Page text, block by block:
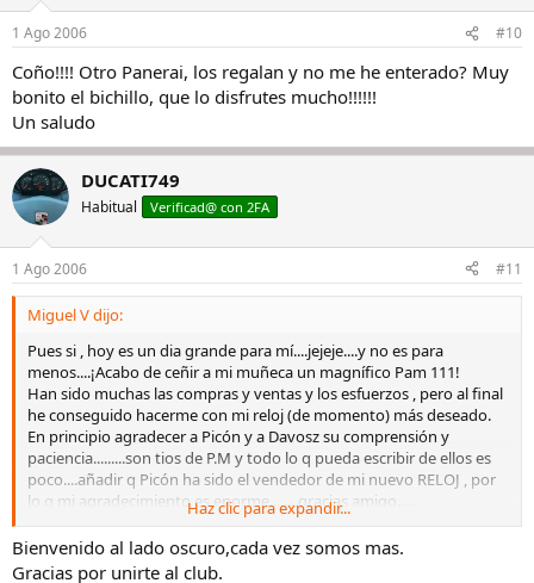
1 Ago 2006 #10
Coño!!!! Otro Panerai, los regalan y no me he enterado? Muy
bonito el bichillo, que lo disfrutes mucho!!!!!!
Un saludo
DUCATI749
Habitual Verificad@ con 2FA
1 Ago 2006 #11
Miguel V dijo:
Pues si , hoy es un dia grande para mí....jejeje....y no es para
menos....¡Acabo de ceñir a mi muñeca un magnífico Pam 111!
Han sido muchas las compras y ventas y los esfuerzos , pero al final
he conseguido hacerme con mi reloj (de momento) más deseado.
En principio agradecer a Picón y a Davosz su comprensión y
paciencia.........son tios de P.M y todo lo q pueda escribir de ellos es
poco....añadir q Picón ha sido el vendedor de mi nuevo RELOJ , por
lo q mi agradecimiento es enorme........gracias amigo.....
También mencionar a Explorer,no lo conozco personalmente pero
por mis conversaciones telefónicas con él deduzco q es una
magnífica persona......¡pronto nos conoceremos Killo!.......Por último
Haz clic para expandir...
Bienvenido al lado oscuro,cada vez somos mas.
Gracias por unirte al club.